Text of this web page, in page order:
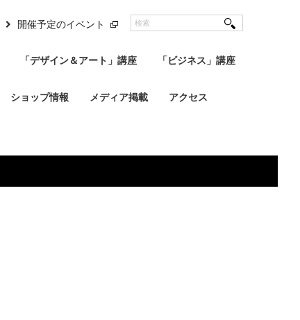
「デザイン＆アート」講座 「ビジネス」講座
ショップ情報 メディア掲載 アクセス
開催予定のイベント